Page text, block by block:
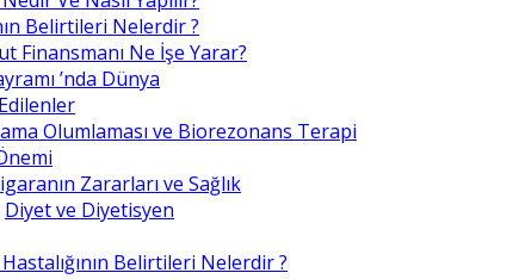
Belirtileri Nelerdir ?
Finansmanı Ne İşe Yarar?
’nda Dünya
Olumlaması ve Biorezonans Terapi
Zararları ve Sağlık
Diyet ve Diyetisyen
Belirtileri Nelerdir ?